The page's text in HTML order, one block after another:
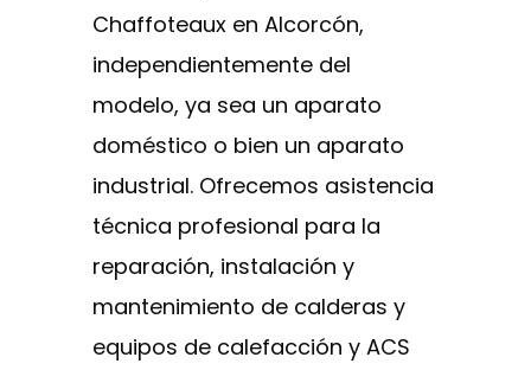
Chaffoteaux en Alcorcón,
independientemente del
modelo, ya sea un aparato
doméstico o bien un aparato
industrial. Ofrecemos asistencia
técnica profesional para la
reparación, instalación y
mantenimiento de calderas y
equipos de calefacción y ACS